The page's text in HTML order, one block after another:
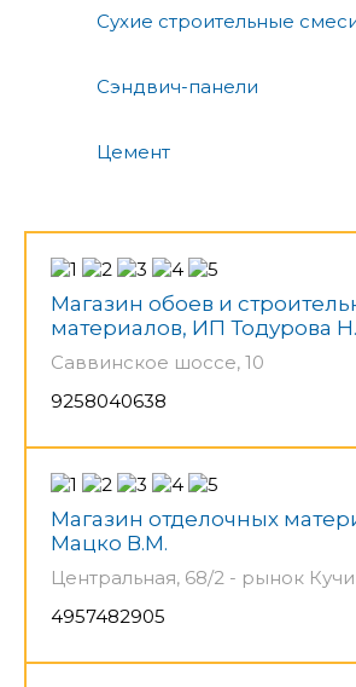
Сухие строительные
Сэндвич-панели
Цемент
Магазин обоев и
материалов, ИП Тодурова
Саввинское шоссе, 10
9258040638
Магазин отделочных
Мацко В.М.
Центральная, 68/2 - рынок
4957482905